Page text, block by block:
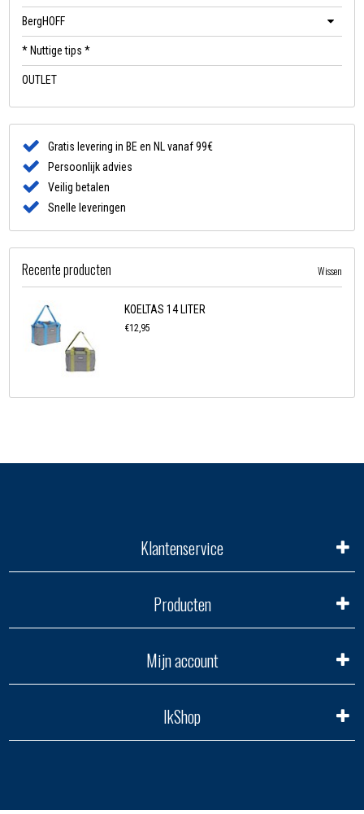
BergHOFF
* Nuttige tips *
OUTLET
Gratis levering in BE en NL vanaf 99€
Persoonlijk advies
Veilig betalen
Snelle leveringen
Recente producten Wissen
KOELTAS 14 LITER
€12,95
Klantenservice
Producten
Mijn account
IkShop